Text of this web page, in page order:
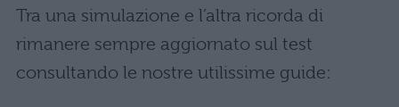
Tra una simulazione e l’altra ricorda di
rimanere sempre aggiornato sul test
consultando le nostre utilissime guide: